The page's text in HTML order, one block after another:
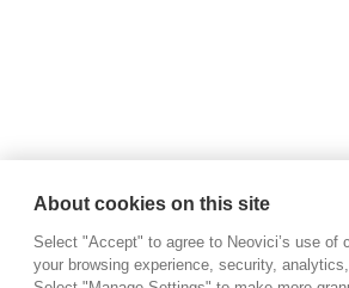
About cookies on this site
Select "Accept" to agree to Neovici’s use of
your browsing experience, security,